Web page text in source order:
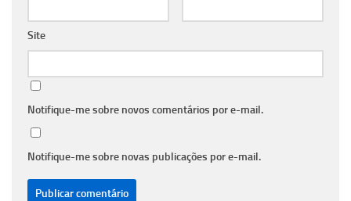
Site
Notifique-me sobre novos comentários por e-mail.
Notifique-me sobre novas publicações por e-mail.